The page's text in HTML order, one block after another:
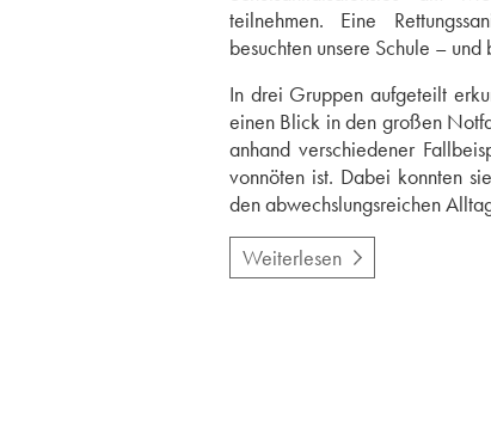
teilnehmen. Eine
besuchten unsere Schule –
In drei Gruppen aufgeteilt
einen Blick in den großen
anhand verschiedener
vonnöten ist. Dabei konnten
den abwechslungsreichen
Weiterlesen